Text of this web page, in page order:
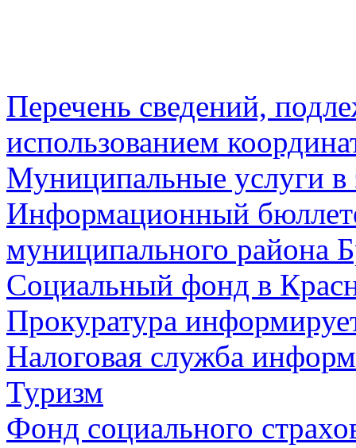
Перечень сведений,
использованием
Муниципальные услуги в
Информационный
муниципального района
Социальный фонд в
Прокуратура
Налоговая служба
Туризм
Фонд социального